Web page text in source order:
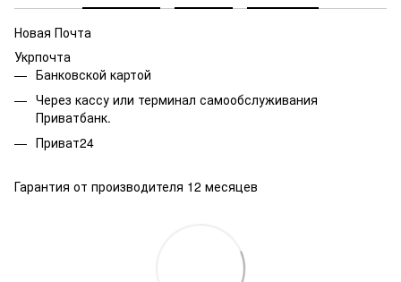
Новая Почта
Укрпочта
Банковской картой
Через кассу или терминал самообслуживания
Приватбанк.
Приват24
Гарантия от производителя 12 месяцев